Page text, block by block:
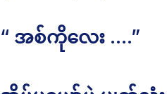
“ အစ်ကိုလေး ….”